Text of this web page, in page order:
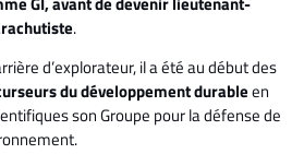
.
d’explorateur, il a été au début des
du développement durableen
son Groupe pour la défense de